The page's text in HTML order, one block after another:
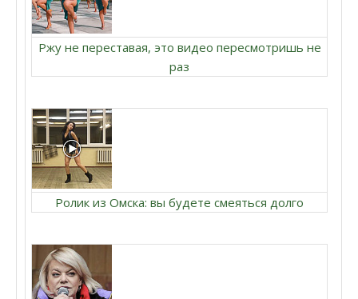
Ржу не переставая, это видео пересмотришь не
раз
Ролик из Омска: вы будете смеяться долго